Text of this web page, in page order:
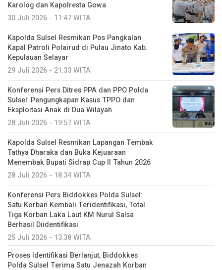
Karolog dan Kapolresta Gowa
30 Juli 2026 - 11:47 WITA
Kapolda Sulsel Resmikan Pos Pangkalan
Kapal Patroli Polairud di Pulau Jinato Kab.
Kepulauan Selayar
29 Juli 2026 - 21:33 WITA
Konferensi Pers Ditres PPA dan PPO Polda
Sulsel: Pengungkapan Kasus TPPO dan
Eksploitasi Anak di Dua Wilayah
28 Juli 2026 - 19:57 WITA
Kapolda Sulsel Resmikan Lapangan Tembak
Tathya Dharaka dan Buka Kejuaraan
Menembak Bupati Sidrap Cup II Tahun 2026
28 Juli 2026 - 18:34 WITA
Konferensi Pers Biddokkes Polda Sulsel:
Satu Korban Kembali Teridentifikasi, Total
Tiga Korban Laka Laut KM Nurul Salsa
Berhasil Diidentifikasi
25 Juli 2026 - 13:38 WITA
Proses Identifikasi Berlanjut, Biddokkes
Polda Sulsel Terima Satu Jenazah Korban